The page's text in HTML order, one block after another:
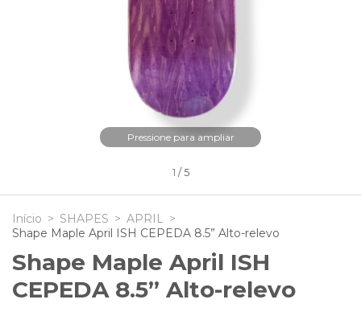
Pressione para ampliar
1 / 5
Início > SHAPES > APRIL >
Shape Maple April ISH CEPEDA 8.5” Alto-relevo
Shape Maple April ISH
CEPEDA 8.5” Alto-relevo